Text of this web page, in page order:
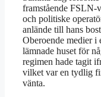
framstående FSLN-
och politiske
anlände till hans
Oberoende medier i
lämnade huset för
regimen hade tagit
vilket var en tydlig
vänta.